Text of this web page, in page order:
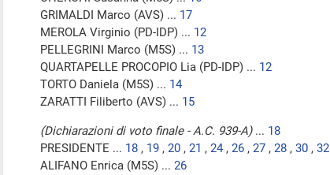
GRIMALDI Marco (AVS) ... 17
MEROLA Virginio (PD-IDP) ... 12
PELLEGRINI Marco (M5S) ... 13
QUARTAPELLE PROCOPIO Lia (PD-IDP) ... 12
TORTO Daniela (M5S) ... 14
ZARATTI Filiberto (AVS) ... 15
(Dichiarazioni di voto finale - A.C. 939-A)... 18
PRESIDENTE ... 18 , 19 , 20 , 21 , 24 , 26 , 27 , 28 , 30 , 32
ALIFANO Enrica (M5S) ... 26